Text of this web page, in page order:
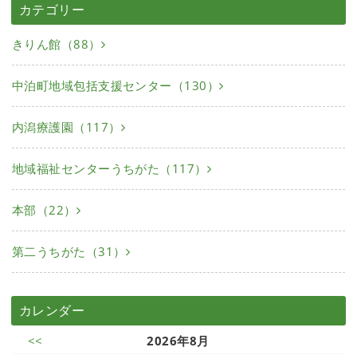
カテゴリー
きりん館（88）
中泊町地域包括支援センター（130）
内潟療護園（117）
地域福祉センターうちがた（117）
本部（22）
第二うちがた（31）
カレンダー
<<
2026年8月